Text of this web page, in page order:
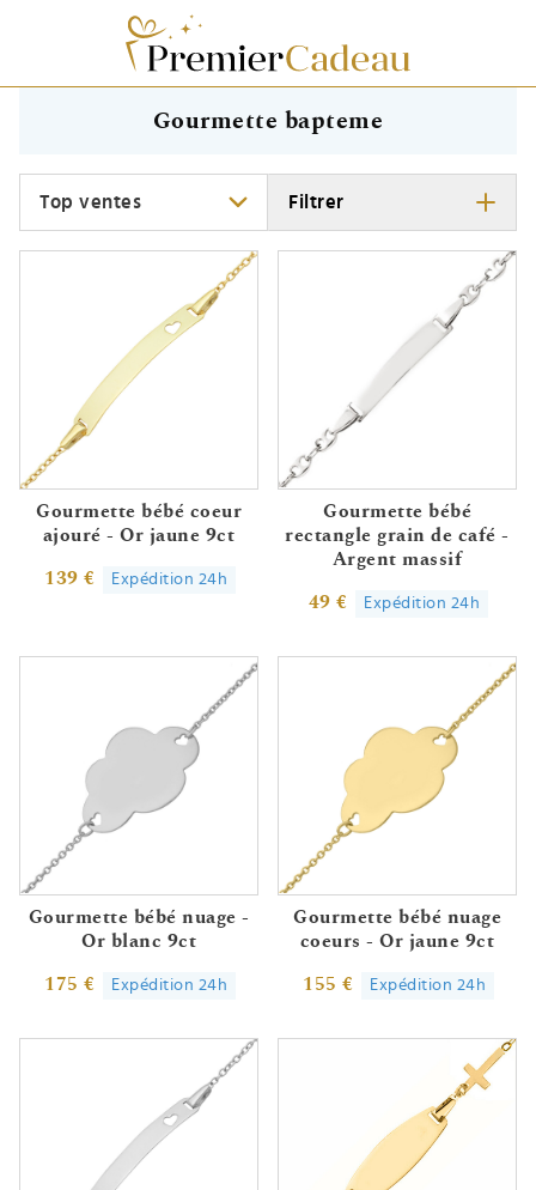
Gourmette bapteme
Filtrer
Gourmette bébé coeur
ajouré - Or jaune 9ct
139 € Expédition 24h
Gourmette bébé
rectangle grain de café -
Argent massif
49 € Expédition 24h
Gourmette bébé nuage -
Or blanc 9ct
175 € Expédition 24h
Gourmette bébé nuage
coeurs - Or jaune 9ct
155 € Expédition 24h